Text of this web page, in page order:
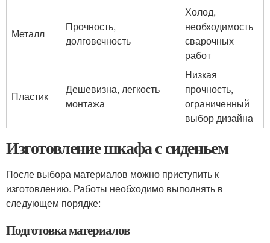
Металл
Прочность,
долговечность
Холод,
необходимость
сварочных
работ
Пластик
Дешевизна, легкость
монтажа
Низкая
прочность,
ограниченный
выбор дизайна
Изготовление шкафа с сиденьем
После выбора материалов можно приступить к
изготовлению. Работы необходимо выполнять в
следующем порядке:
Подготовка материалов